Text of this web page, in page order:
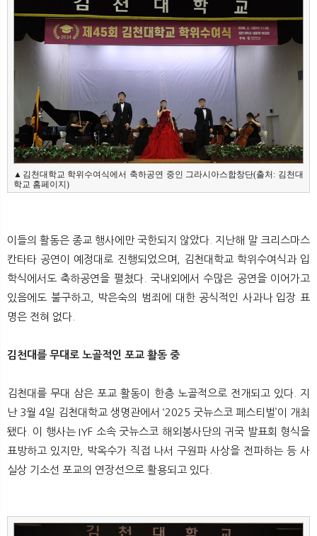
▲김천대학교 학위수여식에서 축하공연 중인 그라시아스합창단(출처: 김천대
학교 홈페이지)
이들의 활동은 종교 행사에만 국한되지 않았다. 지난해 말 크리스마스
칸타타 공연이 예정대로 진행되었으며, 김천대학교 학위수여식과 입
학식에서도 축하공연을 펼쳤다. 국내외에서 수많은 공연을 이어가고
있음에도 불구하고, 박은숙의 범죄에 대한 공식적인 사과나 입장 표
명은 전혀 없다.
김천대를 무대로 노골적인 포교 활동 중
김천대를 무대 삼은 포교 활동이 한층 노골적으로 전개되고 있다. 지
난 3월 4일 김천대학교 생명관에서 ‘2025 굿뉴스코 페스티벌’이 개최
됐다. 이 행사는 IYF 소속 굿뉴스코 해외봉사단의 귀국 발표회 형식을
표방하고 있지만, 박옥수가 직접 나서 구원파 사상을 전파하는 등 사
실상 기소선 포교의 연장선으로 활용되고 있다.